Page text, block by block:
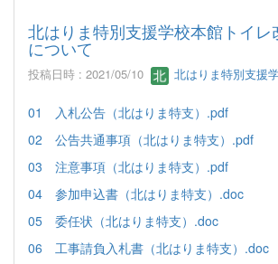
北はりま特別支援学校本館トイレ
について
投稿日時 : 2021/05/10 北はりま特別支援
01 入札公告（北はりま特支）.pdf
02 公告共通事項（北はりま特支）.pdf
03 注意事項（北はりま特支）.pdf
04 参加申込書（北はりま特支）.doc
05 委任状（北はりま特支）.doc
06 工事請負入札書（北はりま特支）.doc